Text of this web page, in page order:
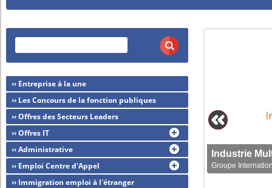
Groupe
›› Entreprise à la une
›› Les Concours de la fonction publiques
›› Offres des Secteurs Leaders
›› Offres IT
›› Administrative
›› Emploi Centre d'Appel
›› Immigration emploi à l'étranger